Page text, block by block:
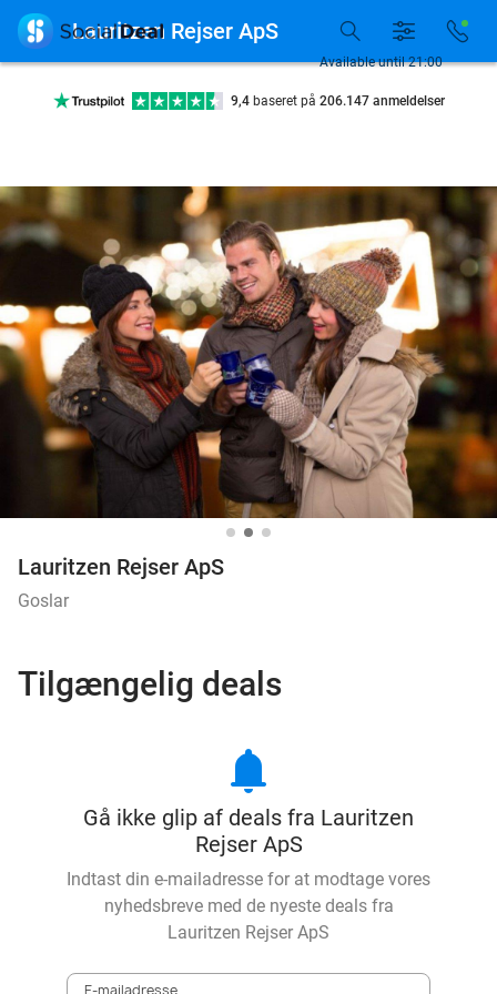
10+ millioner medlemmer
9,4 baseret på 206.147 anmeldelser
10+ millioner medlemmer
Available until 21:00
 Lauritzen Rejser ApS
Lauritzen Rejser ApS
Goslar
Tilgængelig deals
notifications
Gå ikke glip af deals fra Lauritzen
Rejser ApS
Indtast din e-mailadresse for at modtage vores
nyhedsbreve med de nyeste deals fra
Lauritzen Rejser ApS
E-mailadresse